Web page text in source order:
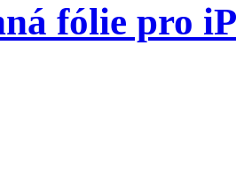
fólie pro